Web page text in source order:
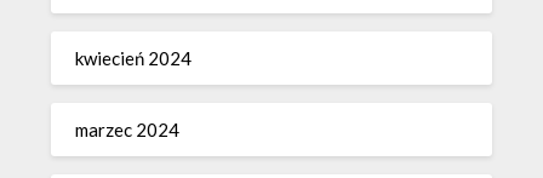
kwiecień 2024
marzec 2024